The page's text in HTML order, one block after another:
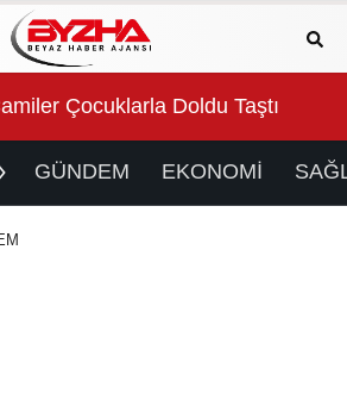
Çocuklarla Doldu Taştı
GÜNDEM EKONOMİ